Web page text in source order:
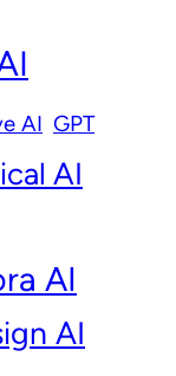
AI GPT
AI
AI
AI